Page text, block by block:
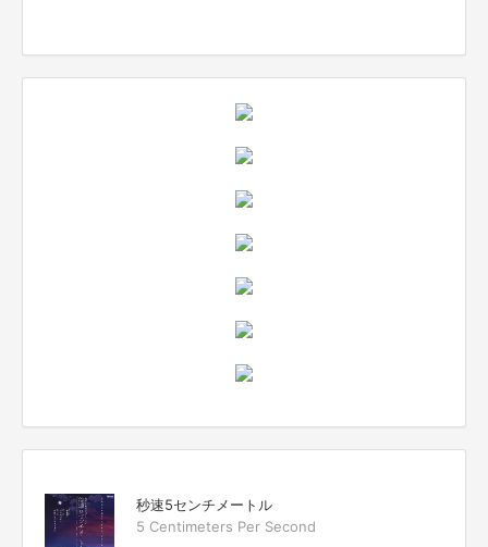
秒速5センチメートル
5 Centimeters Per Second